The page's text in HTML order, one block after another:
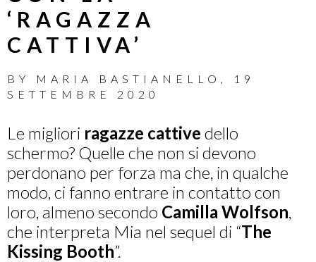
‘RAGAZZA
CATTIVA’
BY MARIA BASTIANELLO
19
SETTEMBRE 2020
Le migliori ragazze cattive dello
schermo? Quelle che non si devono
perdonano per forza ma che, in qualche
modo, ci fanno entrare in contatto con
loro, almeno secondo Camilla Wolfson
che interpreta Mia nel sequel di “The
Kissing Booth”.